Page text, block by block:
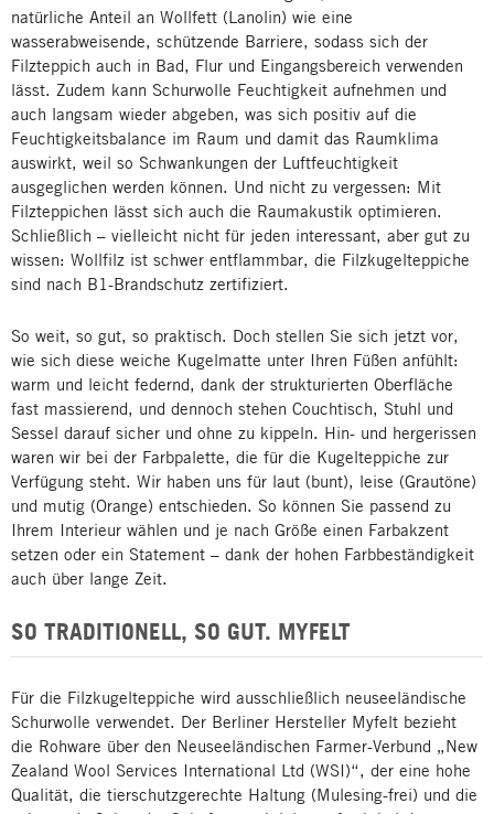
natürliche Anteil an Wollfett (Lanolin) wie eine
wasserabweisende, schützende Barriere, sodass sich der
Filzteppich auch in Bad, Flur und Eingangsbereich verwenden
lässt. Zudem kann Schurwolle Feuchtigkeit aufnehmen und
auch langsam wieder abgeben, was sich positiv auf die
Feuchtigkeitsbalance im Raum und damit das Raumklima
auswirkt, weil so Schwankungen der Luftfeuchtigkeit
ausgeglichen werden können. Und nicht zu vergessen: Mit
Filzteppichen lässt sich auch die Raumakustik optimieren.
Schließlich – vielleicht nicht für jeden interessant, aber gut zu
wissen: Wollfilz ist schwer entflammbar, die Filzkugelteppiche
sind nach B1-Brandschutz zertifiziert.
So weit, so gut, so praktisch. Doch stellen Sie sich jetzt vor,
wie sich diese weiche Kugelmatte unter Ihren Füßen anfühlt:
warm und leicht federnd, dank der strukturierten Oberfläche
fast massierend, und dennoch stehen Couchtisch, Stuhl und
Sessel darauf sicher und ohne zu kippeln. Hin- und hergerissen
waren wir bei der Farbpalette, die für die Kugelteppiche zur
Verfügung steht. Wir haben uns für laut (bunt), leise (Grautöne)
und mutig (Orange) entschieden. So können Sie passend zu
Ihrem Interieur wählen und je nach Größe einen Farbakzent
setzen oder ein Statement – dank der hohen Farbbeständigkeit
auch über lange Zeit.
SO TRADITIONELL, SO GUT. MYFELT
Für die Filzkugelteppiche wird ausschließlich neuseeländische
Schurwolle verwendet. Der Berliner Hersteller Myfelt bezieht
die Rohware über den Neuseeländischen Farmer-Verbund „New
Zealand Wool Services International Ltd (WSI)“, der eine hohe
Qualität, die tierschutzgerechte Haltung (Mulesing-frei) und die